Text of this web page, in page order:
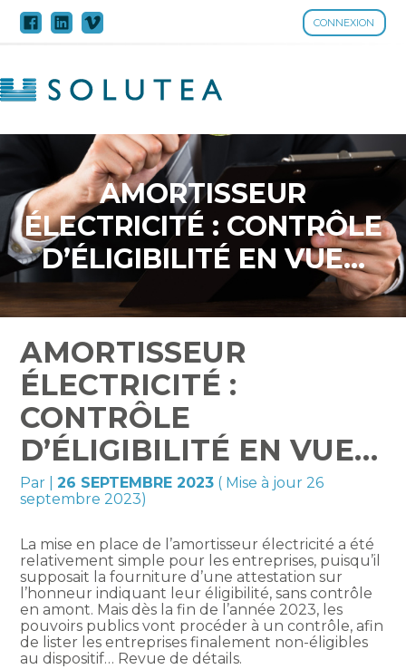
CONNEXION
Aller
AMORTISSEUR
ÉLECTRICITÉ : CONTRÔLE
D’ÉLIGIBILITÉ EN VUE…
AMORTISSEUR
ÉLECTRICITÉ :
CONTRÔLE
D’ÉLIGIBILITÉ EN VUE…
Par |26 SEPTEMBRE 2023 ( Mise à jour 26
septembre 2023)
La mise en place de l’amortisseur électricité a été
relativement simple pour les entreprises, puisqu’il
supposait la fourniture d’une attestation sur
l’honneur indiquant leur éligibilité, sans contrôle
en amont. Mais dès la fin de l’année 2023, les
pouvoirs publics vont procéder à un contrôle, afin
de lister les entreprises finalement non-éligibles
au dispositif… Revue de détails.